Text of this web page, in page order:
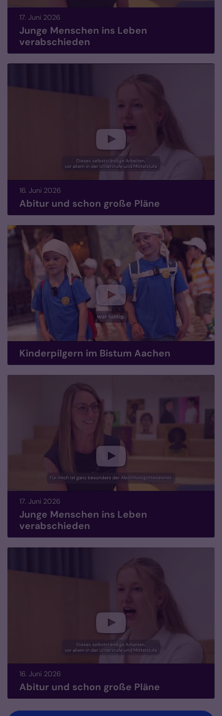
17. Juni 2026
Junge Menschen ins Leben
verabschieden
16. Juni 2026
Abitur und schon große Pläne
Kinderpilgern im Bistum Aachen
17. Juni 2026
Junge Menschen ins Leben
verabschieden
16. Juni 2026
Abitur und schon große Pläne